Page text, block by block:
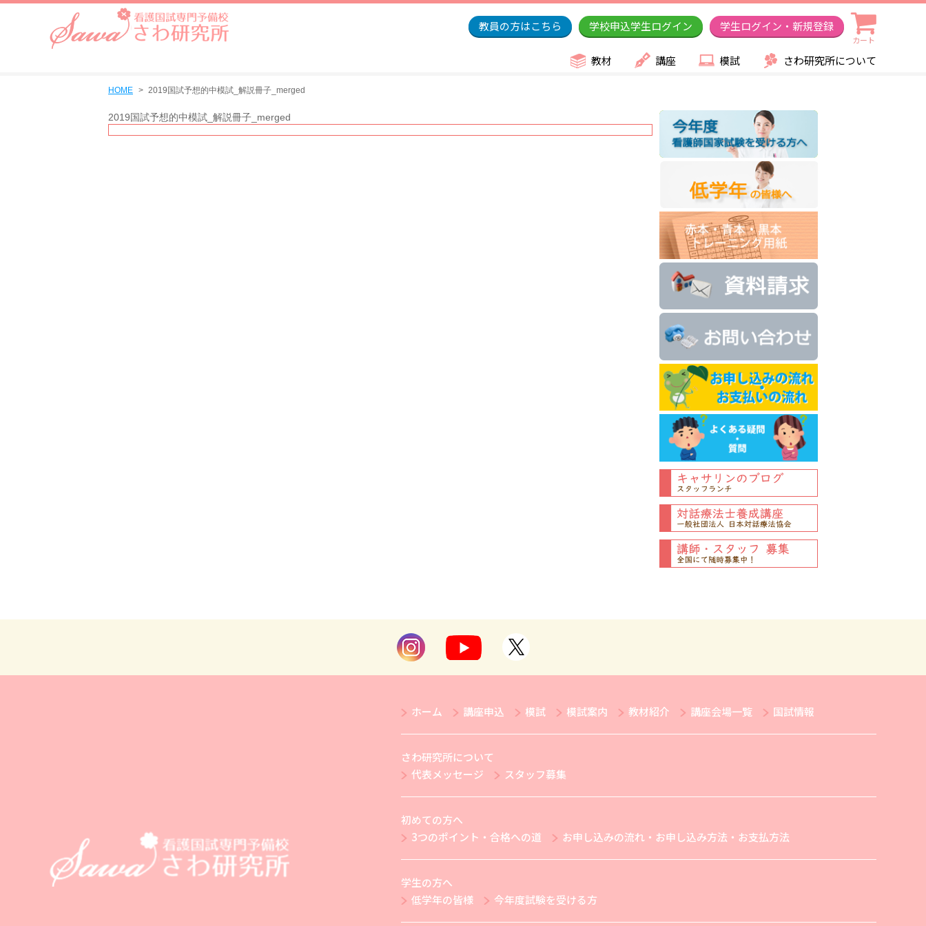
教員の方はこちら 学校申込学生ログイン 学生ログイン・新規登録
カート
教材 講座 模試 さわ研究所について
HOME 2019国試予想的中模試_解説冊子_merged
2019国試予想的中模試_解説冊子_merged
ホーム 講座申込 模試 模試案内 教材紹介 講座会場一覧 国試情報
さわ研究所について
代表メッセージ
スタッフ募集
初めての方へ
3つのポイント・合格への道
お申し込みの流れ・お申し込み方法・お支払方法
学生の方へ
低学年の皆様
今年度試験を受ける方